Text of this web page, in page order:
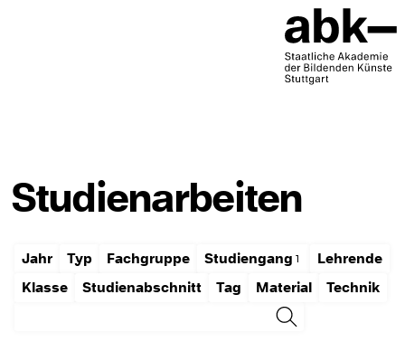
Studienarbeiten
Jahr Typ Fachgruppe Studiengang
Lehrende
Klasse
Studienabschnitt Tag Material Technik